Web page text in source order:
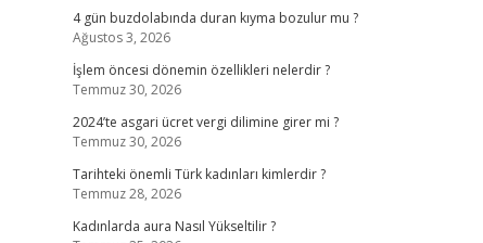
4 gün buzdolabında duran kıyma bozulur mu ?
Ağustos 3, 2026
İşlem öncesi dönemin özellikleri nelerdir ?
Temmuz 30, 2026
2024’te asgari ücret vergi dilimine girer mi ?
Temmuz 30, 2026
Tarihteki önemli Türk kadınları kimlerdir ?
Temmuz 28, 2026
Kadınlarda aura Nasıl Yükseltilir ?